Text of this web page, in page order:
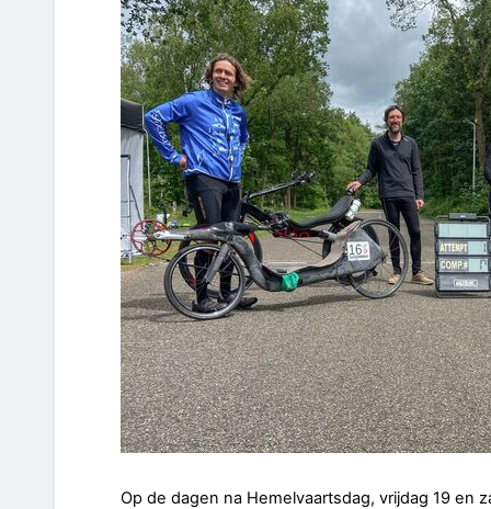
Op de dagen na Hemelvaartsdag, vrijdag 19 en